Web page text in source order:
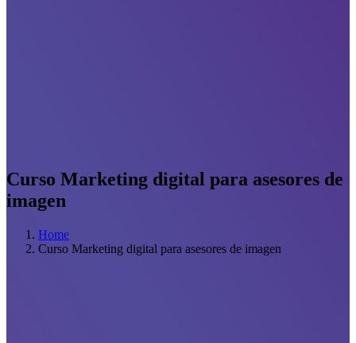
Curso Marketing digital para asesores de
imagen
Home
Curso Marketing digital para asesores de imagen